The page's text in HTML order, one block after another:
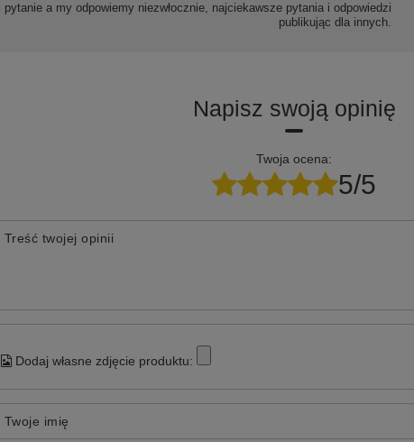
pytanie a my odpowiemy niezwłocznie, najciekawsze pytania i odpowiedzi
publikując dla innych.
Napisz swoją opinię
Twoja ocena:
5/5
Treść twojej opinii
Dodaj własne zdjęcie produktu:
Twoje imię